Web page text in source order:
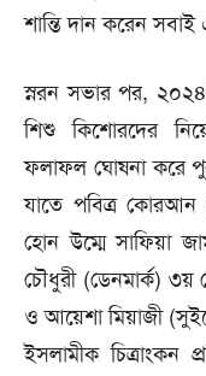
শা‌ন্তি দান ক‌রেন
স্নরন সভার পর,
শিশু কি‌শোর‌দের
ফলাফল ঘোষনা করে
য‌া‌তে প‌বিত্র কোরআন
হোন উ‌ম্মে সা‌ফিয়া
চৌধুরী (ডেনমার্ক) ৩য়
ও আ‌য়েশা মিয়াজী
ইসলামীক চিত্রাংকন